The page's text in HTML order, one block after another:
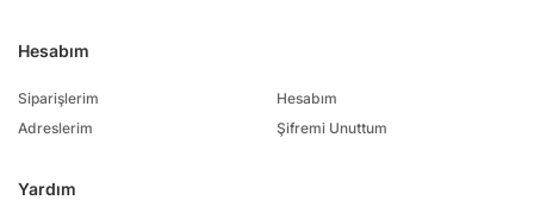
Hesabım
Siparişlerim
Adreslerim
Hesabım
Şifremi Unuttum
Yardım